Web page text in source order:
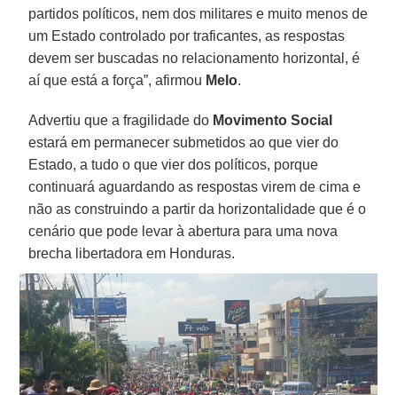
partidos políticos, nem dos militares e muito menos de
um Estado controlado por traficantes, as respostas
devem ser buscadas no relacionamento horizontal, é
aí que está a força”, afirmou Melo.
Advertiu que a fragilidade do Movimento Social
estará em permanecer submetidos ao que vier do
Estado, a tudo o que vier dos políticos, porque
continuará aguardando as respostas virem de cima e
não as construindo a partir da horizontalidade que é o
cenário que pode levar à abertura para uma nova
brecha libertadora em Honduras.